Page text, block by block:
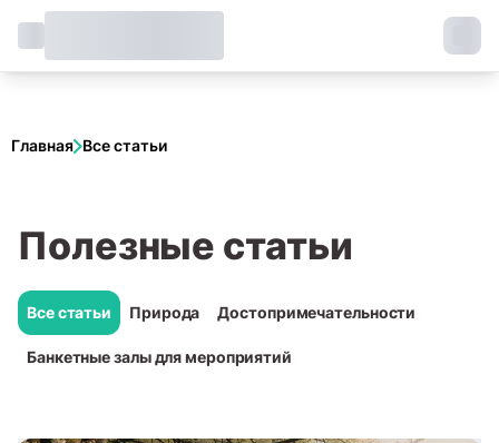
Главная Все статьи
Полезные статьи
Все статьи Природа Достопримечательности
Банкетные залы для мероприятий